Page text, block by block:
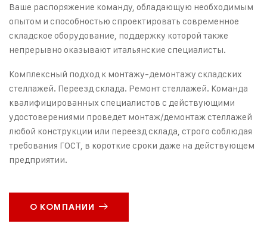
Ваше распоряжение команду, обладающую необходимым
опытом и способностью спроектировать современное
складское оборудование, поддержку которой также
непрерывно оказывают итальянские специалисты.
Комплексный подход к монтажу-демонтажу складских
стеллажей. Переезд склада. Ремонт стеллажей. Команда
квалифицированных специалистов с действующими
удостоверениями проведет монтаж/демонтаж стеллажей
любой конструкции или переезд склада, строго соблюдая
требования ГОСТ, в короткие сроки даже на действующем
предприятии.
О КОМПАНИИ​